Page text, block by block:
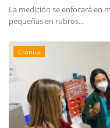
La medición se enfocará en
pequeñas en rubros...
Crónica